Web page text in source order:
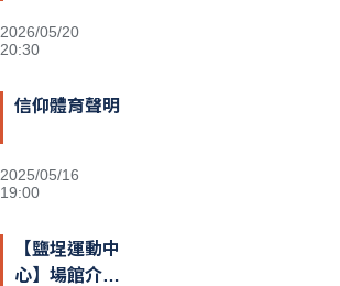
2026/05/20
20:30
信仰體育聲明
2025/05/16
19:00
【鹽埕運動中
心】場館介紹